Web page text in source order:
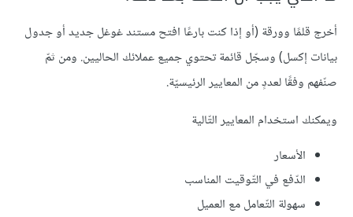
أخرج قلمًا وورقة (أو إذا كنت بارعًا افتح مستند غوغل جديد أو جدول
بيانات إكسل) وسجّل قائمة تحتوي جميع عملائك الحاليين. ومن ثمّ
صنّفهم وفقًا لعددٍ من المعايير الرئيسيّة.
ويمكنك استخدام المعايير التّالية
الأسعار
الدّفع في التّوقيت المناسب
سهولة التّعامل مع العميل